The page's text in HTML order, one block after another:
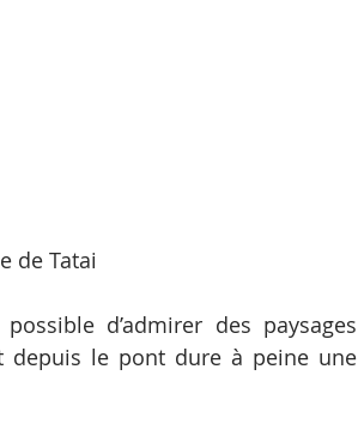
de Tatai
d’admirer des paysages
depuis le pont dure à peine une